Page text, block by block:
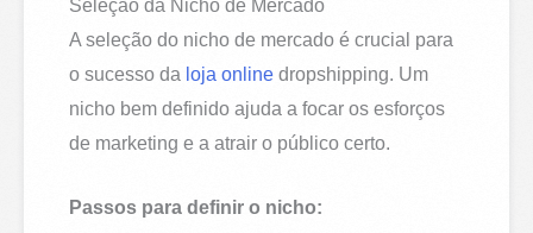
Seleção da Nicho de Mercado
A seleção do nicho de mercado é crucial para
o sucesso da loja online dropshipping. Um
nicho bem definido ajuda a focar os esforços
de marketing e a atrair o público certo.
Passos para definir o nicho: